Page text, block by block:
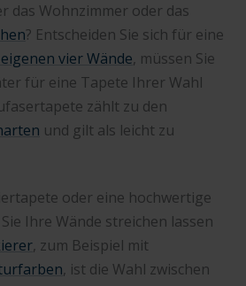
das Wohnzimmer oder das
? Entscheiden Sie sich für eine
vier Wände, müssen Sie
für eine Tapete Ihrer Wahl
zählt zu den
und gilt als leicht zu
oder eine hochwertige
Ihre Wände streichen lassen
, zum Beispiel mit
, ist die Wahl zwischen